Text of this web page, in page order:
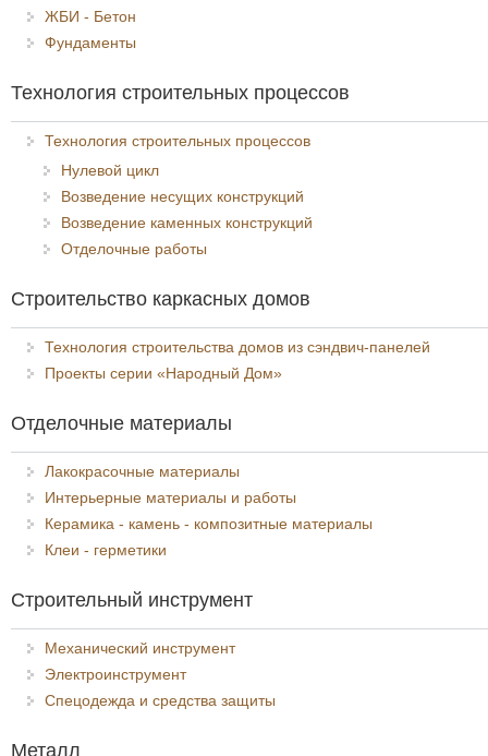
ЖБИ - Бетон
Фундаменты
Технология строительных процессов
Технология строительных процессов
Нулевой цикл
Возведение несущих конструкций
Возведение каменных конструкций
Отделочные работы
Строительство каркасных домов
Технология строительства домов из сэндвич-панелей
Проекты серии «Народный Дом»
Отделочные материалы
Лакокрасочные материалы
Интерьерные материалы и работы
Керамика - камень - композитные материалы
Клеи - герметики
Строительный инструмент
Механический инструмент
Электроинструмент
Спецодежда и средства защиты
Металл